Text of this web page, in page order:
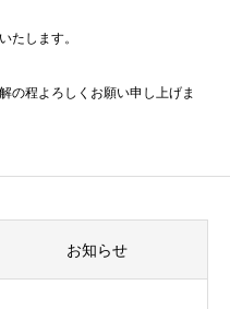
たします。
の程よろしくお願い申し上げま
お知らせ